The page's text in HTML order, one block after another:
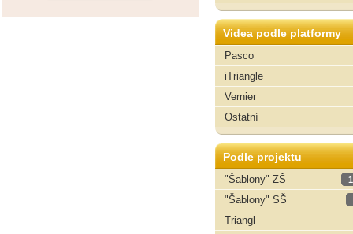
Videa podle platformy
Pasco
iTriangle
Vernier
Ostatní
Podle projektu
"Šablony" ZŠ
"Šablony" SŠ
Triangl